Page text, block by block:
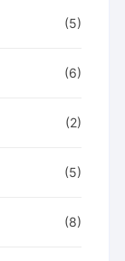
(5)
(6)
(2)
(5)
(8)